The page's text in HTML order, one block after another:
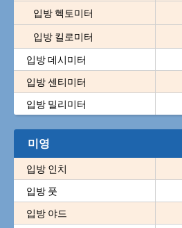
입방 헥토미터
입방 킬로미터
입방 데시미터
입방 센티미터
입방 밀리미터
미영
입방 인치
입방 풋
입방 야드